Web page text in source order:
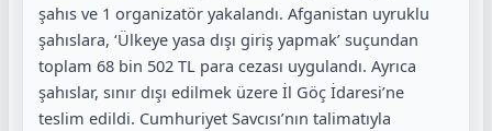
şahıs ve 1 organizatör yakalandı. Afganistan uyruklu
şahıslara, ‘Ülkeye yasa dışı giriş yapmak’ suçundan
toplam 68 bin 502 TL para cezası uygulandı. Ayrıca
şahıslar, sınır dışı edilmek üzere İl Göç İdaresi’ne
teslim edildi. Cumhuriyet Savcısı’nın talimatıyla